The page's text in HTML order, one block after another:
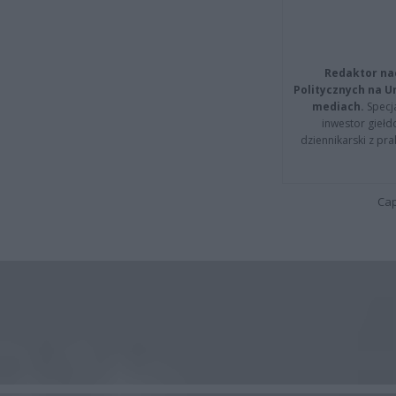
Redaktor
Politycznych na
mediach.
inwestor
dziennikarski z